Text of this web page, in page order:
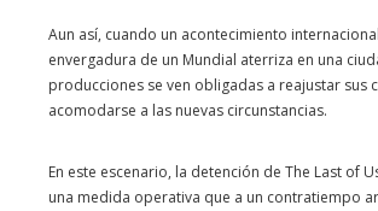
Aun así, cuando un acontecimiento
envergadura de un Mundial aterriza en una
producciones se ven obligadas a reajustar sus
acomodarse a las nuevas circunstancias.
En este escenario, la detención de The Last of
una medida operativa que a un contratiempo